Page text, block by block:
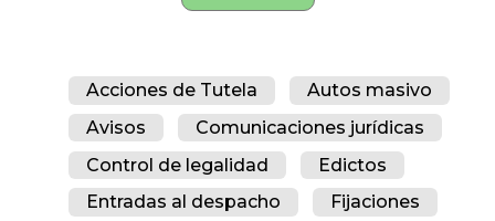
Acciones de Tutela
Autos masivo
Avisos
Comunicaciones jurídicas
Control de legalidad
Edictos
Entradas al despacho
Fijaciones